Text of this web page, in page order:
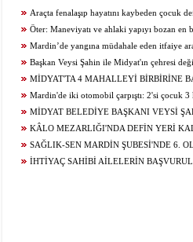
Araçta fenalaşıp hayatını kaybeden çocuk
Öter: Maneviyatı ve ahlaki yapıyı bozan en
olumsuzluklardan biri de sanal kumardır
Mardin’de yangına müdahale eden itfaiye
itfaiye eri öldü
Başkan Veysi Şahin ile Midyat'ın çehresi
MİDYAT'TA 4 MAHALLEYİ BİRBİRİNE
YOLU YENİLENDİ
Mardin'de iki otomobil çarpıştı: 2'si çocuk 3
MİDYAT BELEDİYE BAŞKANI VEYSİ
GELECEĞİ İÇİN ÇALIŞIYOR...
KÂLO MEZARLIĞI'NDA DEFİN YERİ
SAĞLIK-SEN MARDİN ŞUBESİ'NDE 6.
KURUL HEYECANI YAŞANIYOR!
İHTİYAÇ SAHİBİ AİLELERİN